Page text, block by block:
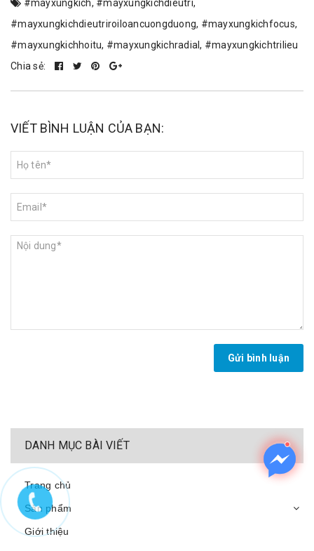
#mayxungkich, #mayxungkichdieutri,
#mayxungkichdieutriroiloancuongduong, #mayxungkichfocus,
#mayxungkichhoitu, #mayxungkichradial, #mayxungkichtrilieu
Chia sẻ:
VIẾT BÌNH LUẬN CỦA BẠN:
Gửi bình luận
DANH MỤC BÀI VIẾT
Trang chủ
Sản phẩm
Giới thiệu